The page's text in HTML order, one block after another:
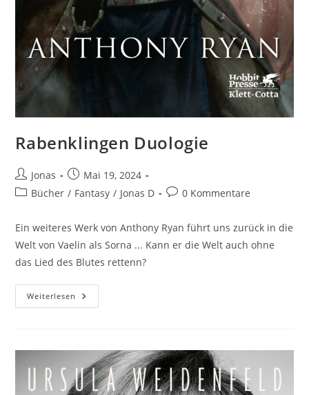
Rabenklingen Duologie
Jonas
Mai 19, 2024
Bücher / Fantasy / Jonas D 0 Kommentare
Ein weiteres Werk von Anthony Ryan führt uns zurück in die
Welt von Vaelin als Sorna ... Kann er die Welt auch ohne
das Lied des Blutes rettenn?
Weiterlesen